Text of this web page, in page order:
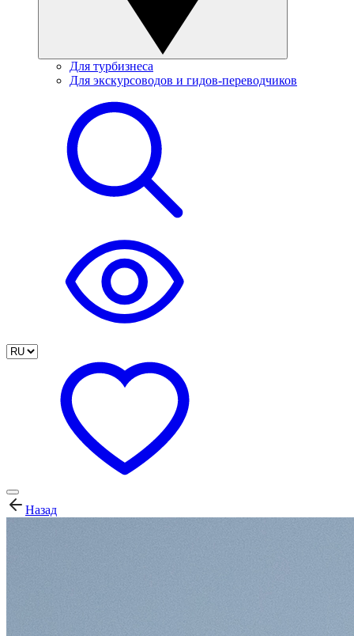
Для турбизнеса
Для экскурсоводов и гидов-переводчиков
Назад